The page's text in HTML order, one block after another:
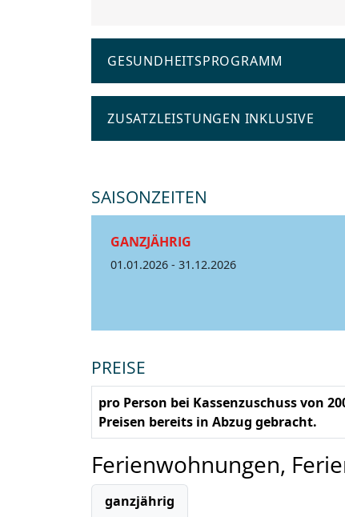
GESUNDHEITSPROGRAMM
ZUSATZLEISTUNGEN INKLUSIVE
SAISONZEITEN
GANZJÄHRIG
01.01.2026 - 31.12.2026
PREISE
pro Person bei Kassenzuschuss von
Preisen bereits in Abzug gebracht.
Ferienwohnungen,
ganzjährig